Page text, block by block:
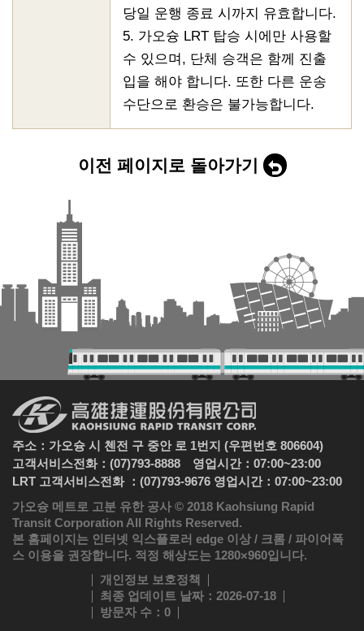
당일 운행 종료 시까지 유효합니다.
5. 가오슝 LRT 탑승 시에만 사용할
수 있으며, 단체 승객은 함께 진출
입을 해야 합니다. 또한 다른 운송
수단으로 환승은 불가능합니다.
이전 페이지로 돌아가기
주소：가오슝 시 첸전 구 중안 로 1번지 (우편번호 806604)
고객서비스전화：(07)793-8888 영업시간：07:00~23:00
LRT 고객서비스전화 ：(07)793-9676 영업시간：07:00~23:00
가오슝 메트로 고분 유한 공사 © 2018 Kaohsiung Rapid
Transit Corporation All Rights Reserved.
본 홈페이지는 인터넷 익스플로러 edge 이상 / 크롬 / 파이어폭
스 이용을 권장합니다. 적정 해상도는 1280×960입니다.
개인정보 보호정책
최종 업데이트 날짜 ：2026-07-18
방문자 수 ：0